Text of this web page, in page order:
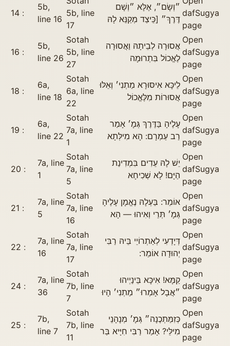
14
5b,
line 16
5b, line
17
״וְשָׂם״, אֶלָּא ״וְשָׁם
דֶּרֶךְ״ [כֵּיצַד מְקַנֵּא לָהּ
dafSugya
page
16
5b,
line 26
Sotah
5b, line
27
אֲסוּרָה לְבֵיתָהּ וַאֲסוּרָה
לֶאֱכוֹל בִּתְרוּמָה
Open
dafSugya
page
18
6a,
line 18
Sotah
6a, line
22
לֵיכָּא אִיסּוּרָא מַתְנִי׳ וְאֵלּוּ
אֲסוּרוֹת מִלֶּאֱכוֹל
Open
dafSugya
page
19
6a,
line 22
Sotah
7a, line
1
עָלֶיהָ בַּדֶּרֶךְ גְּמָ׳ אָמַר
רַב עַמְרָם: הָא מִילְּתָא
Open
dafSugya
page
20
7a, line
1
Sotah
7a, line
5
יֵשׁ לָהּ עֵדִים בִּמְדִינַת
הַיָּם! לָא שְׁכִיחָא
Open
dafSugya
page
21
7a, line
5
Sotah
7a, line
16
אוֹמֵר: בַּעְלָהּ נֶאֱמָן עָלֶיהָ
גְּמָ׳ תְּרֵי וְאִיהוּ — הָא
Open
dafSugya
page
22
7a, line
16
Sotah
7a, line
17
דְּיָדְעִי לְאַתְרוֹיֵי בֵּיהּ רַבִּי
יְהוּדָה אוֹמֵר:
Open
dafSugya
page
24
7a, line
36
Sotah
7b, line
7
קַמָּא! אִיכָּא בֵּינַיְיהוּ
״אֲבָל אָמְרוּ״ מַתְנִי׳ הָיוּ
Open
dafSugya
page
25
7b,
line 7
Sotah
7b, line
11
כְּזִמַּתְכֶנָה״ גְּמָ׳ מְנָהָנֵי
מִילֵּי? אָמַר רַבִּי חִיָּיא בַּר
Open
dafSugya
page